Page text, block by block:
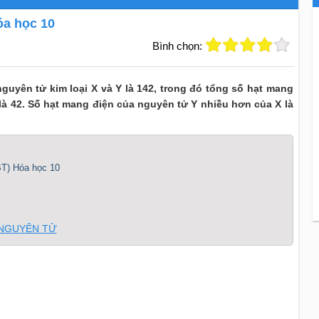
học 10
Bình chọn:
tử kim loại X và Y là 142, trong đó tổng số hạt mang
42. Số hạt mang điện của nguyên tử Y nhiều hơn của X là
Hóa học 10
TỬ